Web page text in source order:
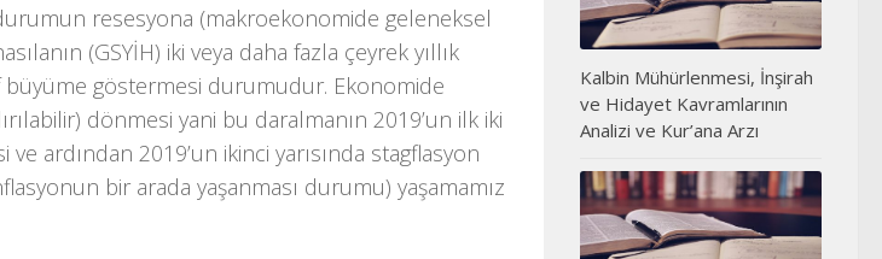
resesyona (makroekonomide geleneksel
(GSYİH) iki veya daha fazla çeyrek yıllık
büyüme göstermesi durumudur. Ekonomide
dönmesi yani bu daralmanın 2019’un ilk iki
ardından 2019’un ikinci yarısında stagflasyon
bir arada yaşanması durumu) yaşamamız
Kalbin Mühürlenmesi, İnşirah
ve Hidayet Kavramlarının
Analizi ve Kur’ana Arzı